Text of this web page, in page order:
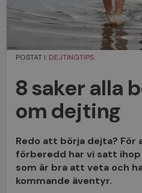
POSTAT I: DEJTINGTIPS
8 saker alla
om dejting
Redo att börja dejta? För
förberedd har vi satt
som är bra att veta och
kommande äventyr.